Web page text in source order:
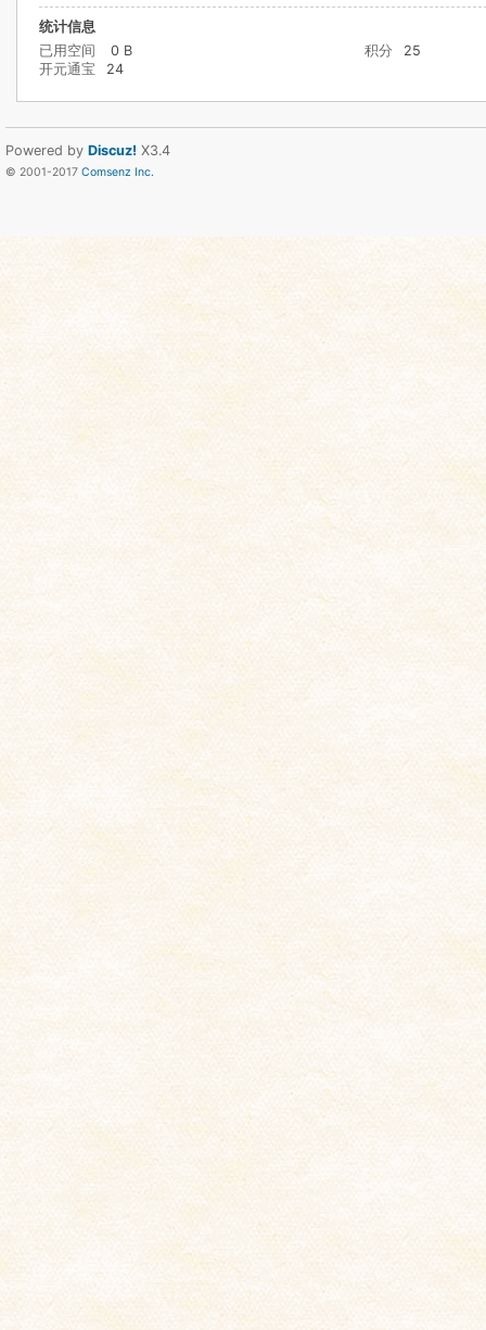
统计信息
已用空间
0 B 积分
25
开元通宝
24
Powered by Discuz! X3.4
© 2001-2017 Comsenz Inc.